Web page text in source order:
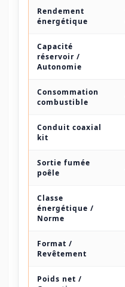
Rendement
énergétique
Capacité
réservoir /
Autonomie
Consommation
combustible
Conduit coaxial
kit
Sortie fumée
poêle
Classe
énergétique /
Norme
Format /
Revêtement
Poids net /